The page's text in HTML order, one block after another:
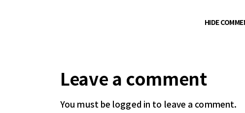
HIDE
Leave a comment
You must be logged in to leave a comment.